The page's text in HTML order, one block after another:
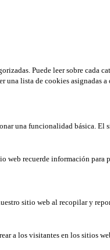
Puede leer sobre cada
una lista de cookies
una funcionalidad básica.
web recuerde información
sitio web al recopilar y
a los visitantes en los sitios